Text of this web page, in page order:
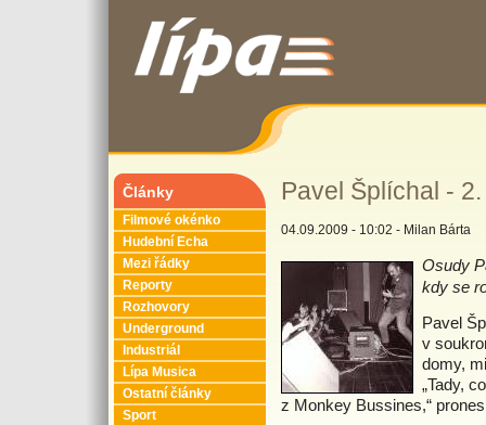
Pavel Šplíchal -
04.09.2009 - 10:02 - Milan Bárta
Osudy
kdy se
Pavel
v
domy,
„Tady,
z Monkey Bussines,“
Články
Filmové okénko
Hudební Echa
Mezi řádky
Reporty
Rozhovory
Underground
Industriál
Lípa Musica
Ostatní články
Sport